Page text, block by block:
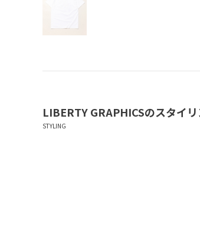
LIBERTY GRAPHICSのスタイ